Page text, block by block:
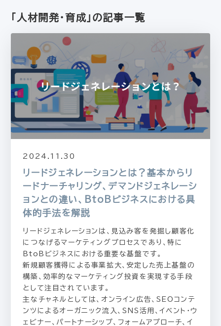
「人材開発・育成」の記事一覧
2024.11.30
リードジェネレーションとは？基本からリ
ードナーチャリング、デマンドジェネレーシ
ョンとの違い、BtoBビジネスにおける具
体的手法を解説
リードジェネレーションは、見込み客を発掘し顧客化
につなげるマーケティングプロセスであり、特に
BtoBビジネスにおける重要な基盤です。
新規顧客獲得による事業拡大、安定した売上基盤の
構築、効率的なマーケティング投資を実現する手段
として注目されています。
主なチャネルとしては、オンライン広告、SEOコンテ
ンツによるオーガニック流入、SNS活用、イベント・ウ
ェビナー、パートナーシップ、フォームアプローチ、イ